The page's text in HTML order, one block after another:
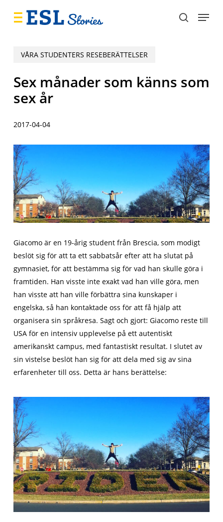
search
Menu
VÅRA STUDENTERS RESEBERÄTTELSER
Sex månader som känns som
sex år
2017-04-04
Giacomo är en 19-årig student från Brescia, som modigt
beslöt sig för att ta ett sabbatsår efter att ha slutat på
gymnasiet, för att bestämma sig för vad han skulle göra i
framtiden. Han visste inte exakt vad han ville göra, men
han visste att han ville förbättra sina kunskaper i
engelska, så han kontaktade oss för att få hjälp att
organisera sin språkresa. Sagt och gjort: Giacomo reste till
USA för en intensiv upplevelse på ett autentiskt
amerikanskt campus, med fantastiskt resultat. I slutet av
sin vistelse beslöt han sig för att dela med sig av sina
erfarenheter till oss. Detta är hans berättelse: